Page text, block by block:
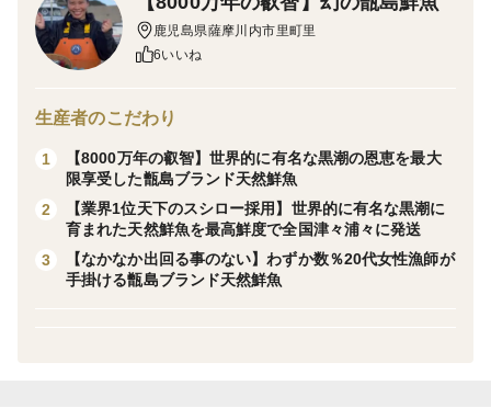
る今のうちにご注文を済ませる事をおススメします。
はなかなか目にかかる事ができない至高の逸品。マダイ
劇的な変貌を遂げる「イサキ」にしか存在しない官能的
な世界観があります。
東シナ海の荒波と黒潮の激しい潮流がダイレクトにぶつ
鹿児島県薩摩川内市里町里
6いいね
生産者のこだわり
1
【8000万年の叡智】世界的に有名な黒潮の恩恵を最大
限享受した甑島ブランド天然鮮魚
2
【業界1位天下のスシロー採用】世界的に有名な黒潮に
育まれた天然鮮魚を最高鮮度で全国津々浦々に発送
3
【なかなか出回る事のない】わずか数％20代女性漁師が
手掛ける甑島ブランド天然鮮魚